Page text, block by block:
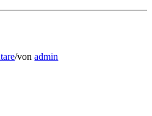
/vonadmin